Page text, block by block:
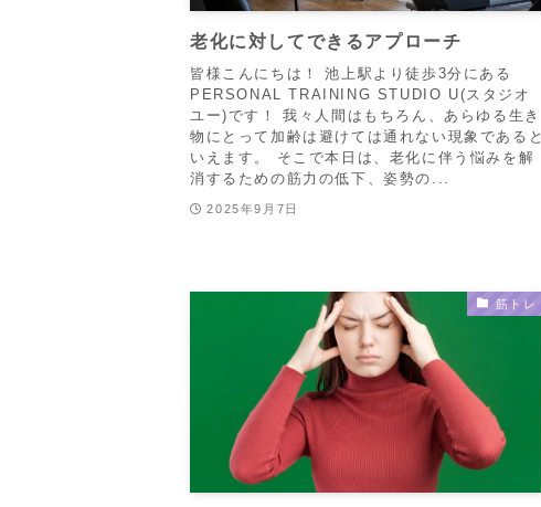
老化に対してできるアプローチ
皆様こんにちは！ 池上駅より徒歩3分にある
PERSONAL TRAINING STUDIO U(スタジオ
ユー)です！ 我々人間はもちろん、あらゆる生き
物にとって加齢は避けては通れない現象であると
いえます。 そこで本日は、老化に伴う悩みを解
消するための筋力の低下、姿勢の...
2025年9月7日
筋トレ